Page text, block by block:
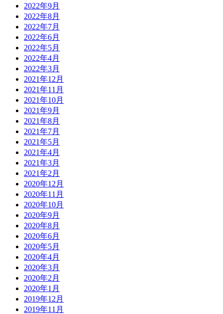
2022年9月
2022年8月
2022年7月
2022年6月
2022年5月
2022年4月
2022年3月
2021年12月
2021年11月
2021年10月
2021年9月
2021年8月
2021年7月
2021年5月
2021年4月
2021年3月
2021年2月
2020年12月
2020年11月
2020年10月
2020年9月
2020年8月
2020年6月
2020年5月
2020年4月
2020年3月
2020年2月
2020年1月
2019年12月
2019年11月